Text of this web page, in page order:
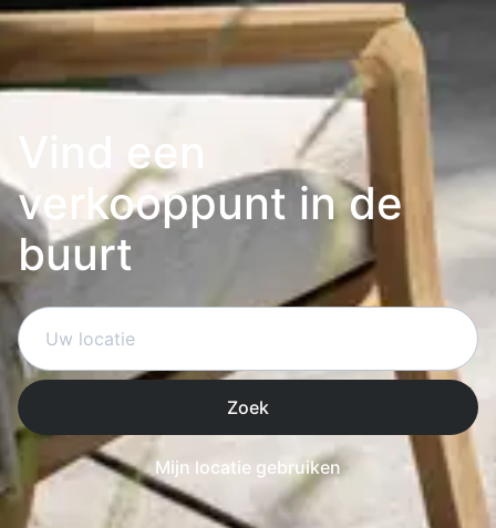
Vind een
verkooppunt in de
buurt
Zoek
Mijn locatie gebruiken